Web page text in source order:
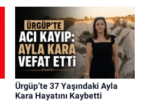
Ürgüp’te 37 Yaşındaki Ayla
Kara Hayatını Kaybetti